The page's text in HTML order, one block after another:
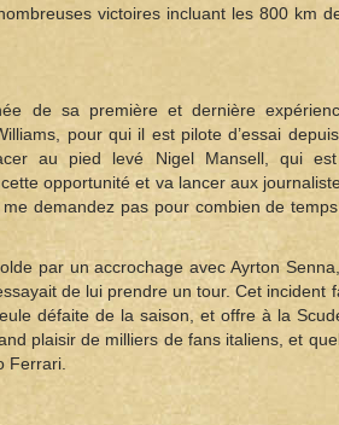
victoires incluant les 800 km
de sa première et dernière
pour qui il est pilote d’essai
au pied levé Nigel Mansell, qui est
opportunité et va lancer aux
demandez pas pour combien de
par un accrochage avec Ayrton
de lui prendre un tour. Cet incident
défaite de la saison, et offre à la
plaisir de milliers de fans italiens, et
Ferrari.